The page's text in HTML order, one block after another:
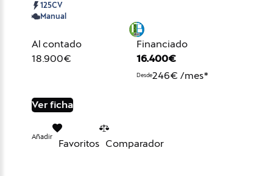
125CV
Manual
Al contado
18.900€
Financiado
16.400€
Desde246€ /mes*
Ver ficha
Añadir
Favoritos Comparador